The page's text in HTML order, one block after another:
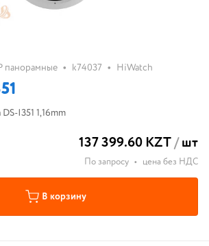
панорамные • k74037 • HiWatch
I351 1,16mm
137 399.60 KZT/шт
По запросу • цена без НДС
В корзину